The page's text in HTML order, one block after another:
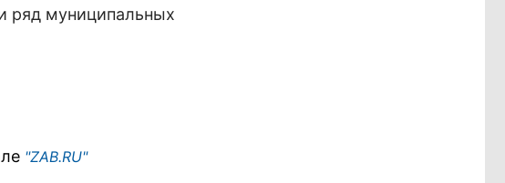
ряд муниципальных
"ZAB.RU"